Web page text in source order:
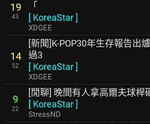
19
43
「
[ KoreaStar]
XDGEE
14
52
[新聞]K-POP30年生存報告出
過3
[ KoreaStar]
XDGEE
9
22
[閒聊] 晚間有人拿高爾夫球桿
[ KoreaStar]
StressND